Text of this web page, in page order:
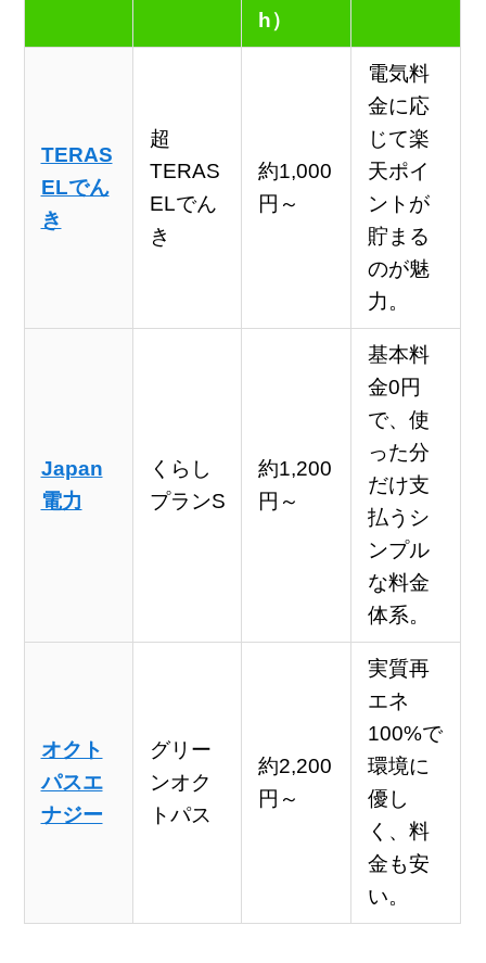
h）
TERAS
ELでん
き
超
TERAS
ELでん
き
約1,000
円～
電気料
金に応
じて楽
天ポイ
ントが
貯まる
のが魅
力。
Japan
電力
くらし
プランS
約1,200
円～
基本料
金0円
で、使
った分
だけ支
払うシ
ンプル
な料金
体系。
オクト
パスエ
ナジー
グリー
ンオク
トパス
約2,200
円～
実質再
エネ
100%で
環境に
優し
く、料
金も安
い。